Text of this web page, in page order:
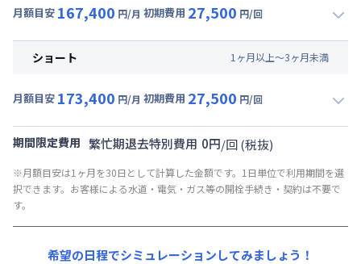
光熱費他 : 24,000円/月 (800円/日) (税抜)
その他費用 :
月額目安 167,400 円/月 初期費用 27,500 円/回
月額賃料目安(30日利用)
光熱費他 : 24,000円/月 (800円/日) (税抜)
その他費用 :
ショート 1 ヶ月以上～3ヶ月未満
月額目安 173,400 円/月 初期費用 27,500 円/回
月額賃料目安(30日利用)
光熱費他 : 24,000円/月 (800円/日) (税抜)
清掃料他 :
その他費用 :
期間限定費用 繁忙期退去特別費用 0円/回(税抜)
※月額目安は1ヶ月を30日として計算した金額です。1日単位で利用期間を選
択できます。お客様による水道・電気・ガス等の開栓手続き・契約は不要で
す。
希望の日程でシミュレーションしてみましょう！